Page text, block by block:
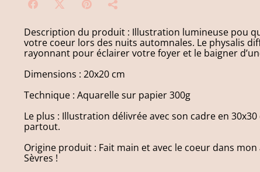
Description du produit : Illustration lumineuse pou
votre coeur lors des nuits automnales. Le physalis
rayonnant pour éclairer votre foyer et le baigner
Dimensions : 20x20 cm
Technique : Aquarelle sur papier 300g
Le plus : Illustration délivrée avec son cadre en
partout.
Origine produit : Fait main et avec le coeur dans
Sèvres !